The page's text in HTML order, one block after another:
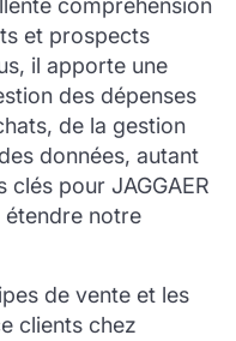
compréhension
et prospects
il apporte une
des dépenses
de la gestion
données, autant
pour JAGGAER
étendre notre
de vente etles
clientschez